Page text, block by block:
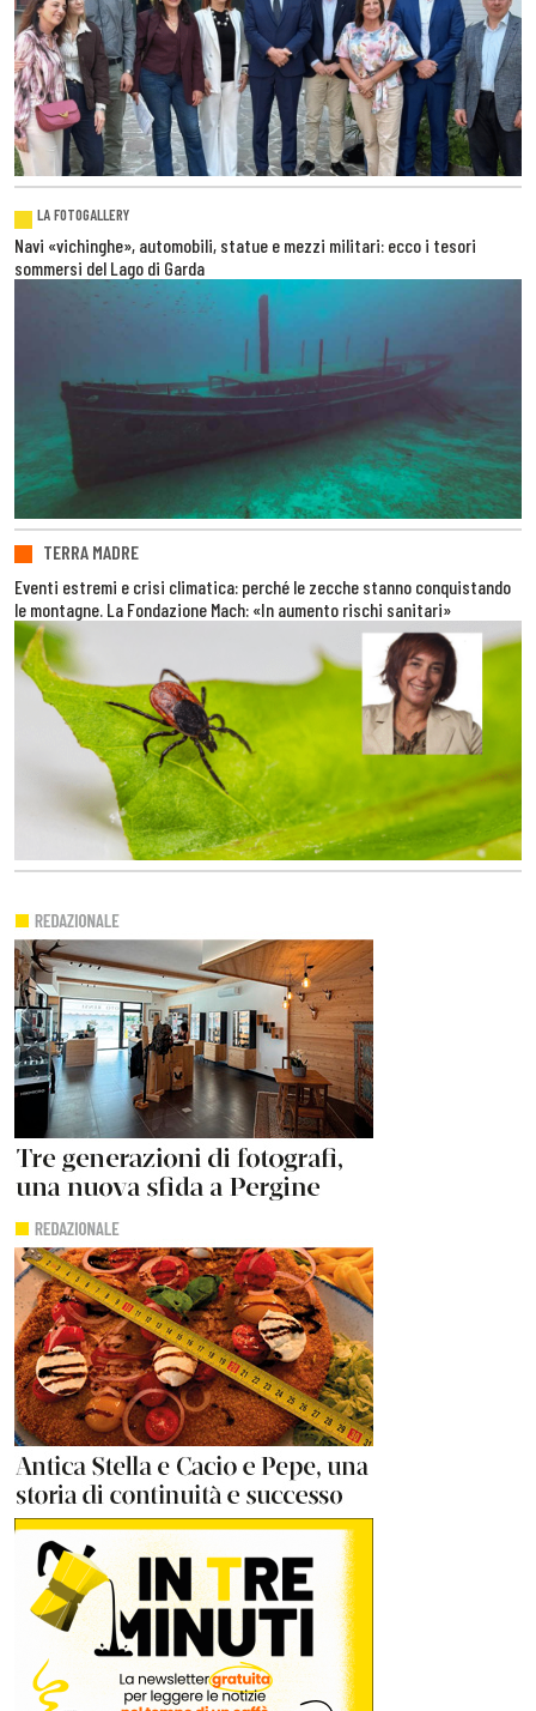
LA FOTOGALLERY
Navi «vichinghe», automobili, statue e mezzi militari: ecco i tesori
sommersi del Lago di Garda
TERRA MADRE
Eventi estremi e crisi climatica: perché le zecche stanno conquistando
le montagne. La Fondazione Mach: «In aumento rischi sanitari»